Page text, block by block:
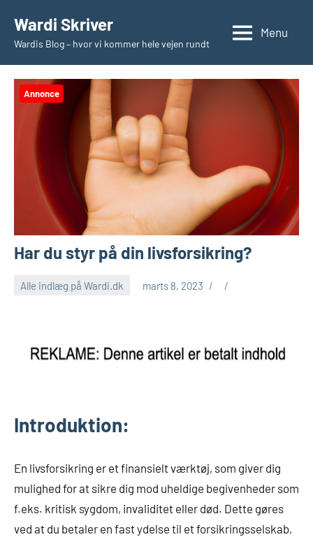
indhold
Wardi Skriver
Wardis Blog – hvor vi kommer hele vejen rundt
Menu
Annonce
Har du styr på din livsforsikring?
Alle indlæg på Wardi.dk marts 8, 2023
Introduktion:
En livsforsikring er et finansielt værktøj, som giver dig
mulighed for at sikre dig mod uheldige begivenheder som
f.eks. kritisk sygdom, invaliditet eller død. Dette gøres
ved at du betaler en fast ydelse til et forsikringsselskab,